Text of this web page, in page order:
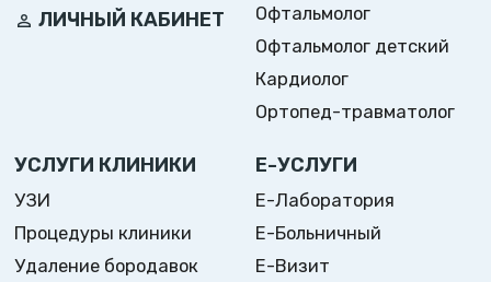
ЛИЧНЫЙ КАБИНЕТ
Офтальмолог
Офтальмолог детский
Кардиолог
Ортопед-травматолог
УСЛУГИ КЛИНИКИ
УЗИ
Процедуры клиники
Удаление бородавок
Е-УСЛУГИ
Е-Лаборатория
Е-Больничный
Е-Визит